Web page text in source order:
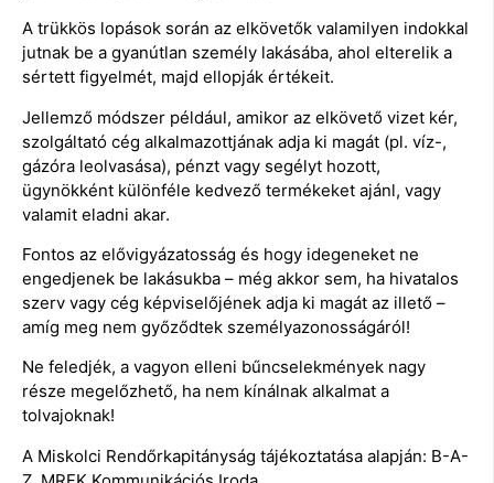
A trükkös lopások során az elkövetők valamilyen indokkal
jutnak be a gyanútlan személy lakásába, ahol elterelik a
sértett figyelmét, majd ellopják értékeit.
Jellemző módszer például, amikor az elkövető vizet kér,
szolgáltató cég alkalmazottjának adja ki magát (pl. víz-,
gázóra leolvasása), pénzt vagy segélyt hozott,
ügynökként különféle kedvező termékeket ajánl, vagy
valamit eladni akar.
Fontos az elővigyázatosság és hogy idegeneket ne
engedjenek be lakásukba – még akkor sem, ha hivatalos
szerv vagy cég képviselőjének adja ki magát az illető –
amíg meg nem győződtek személyazonosságáról!
Ne feledjék, a vagyon elleni bűncselekmények nagy
része megelőzhető, ha nem kínálnak alkalmat a
tolvajoknak!
A Miskolci Rendőrkapitányság tájékoztatása alapján: B-A-